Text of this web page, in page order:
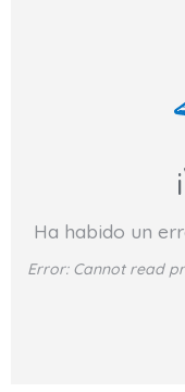
Ha habido un
Error: Cannot read